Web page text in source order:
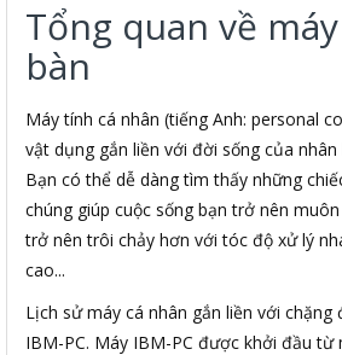
Tổng quan về
bàn
Máy tính cá nhân (tiếng Anh: personal
vật dụng gắn liền với đời sống của
Bạn có thể dễ dàng tìm thấy những
chúng giúp cuộc sống bạn trở nên
trở nên trôi chảy hơn với tóc độ xử lý
cao...
Lịch sử máy cá nhân gắn liền với
IBM-PC. Máy IBM-PC được khởi đầu